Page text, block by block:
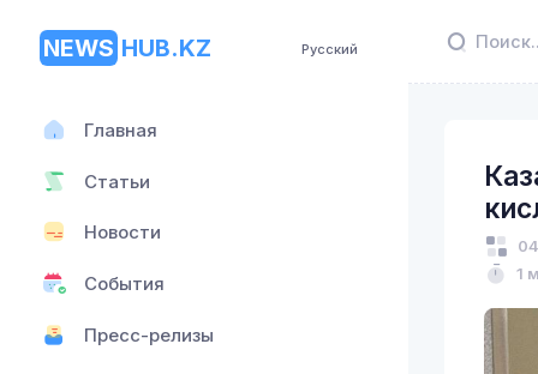
NEWS HUB.KZ Русский
Главная
Статьи
Новости
События
Пресс-релизы
1